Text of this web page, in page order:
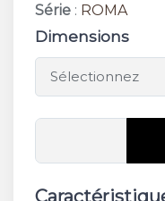
Série : ROMA
Dimensions